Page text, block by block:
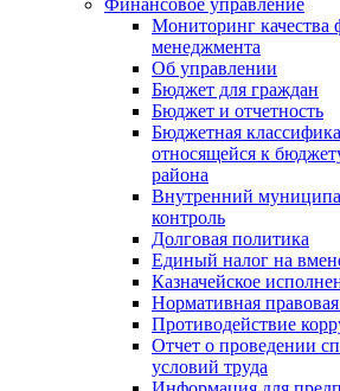
Финансовое управление
Мониторинг качества
менеджмента
Об управлении
Бюджет для граждан
Бюджет и отчетность
Бюджетная
относящейся к
района
Внутренний
контроль
Долговая политика
Единый налог на
Казначейское
Нормативная правовая
Противодействие
Отчет о проведении
условий труда